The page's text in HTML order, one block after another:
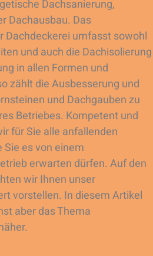
Dachsanierung,
Dachausbau. Das
Dachdeckerei umfasst sowohl
und auch die Dachisolierung
in allen Formen und
zählt die Ausbesserung und
und Dachgauben zu
Betriebes. Kompetent und
für Sie alle anfallenden
es von einem
erwarten dürfen. Auf den
wir Ihnen unser
vorstellen. In diesem Artikel
aber das Thema